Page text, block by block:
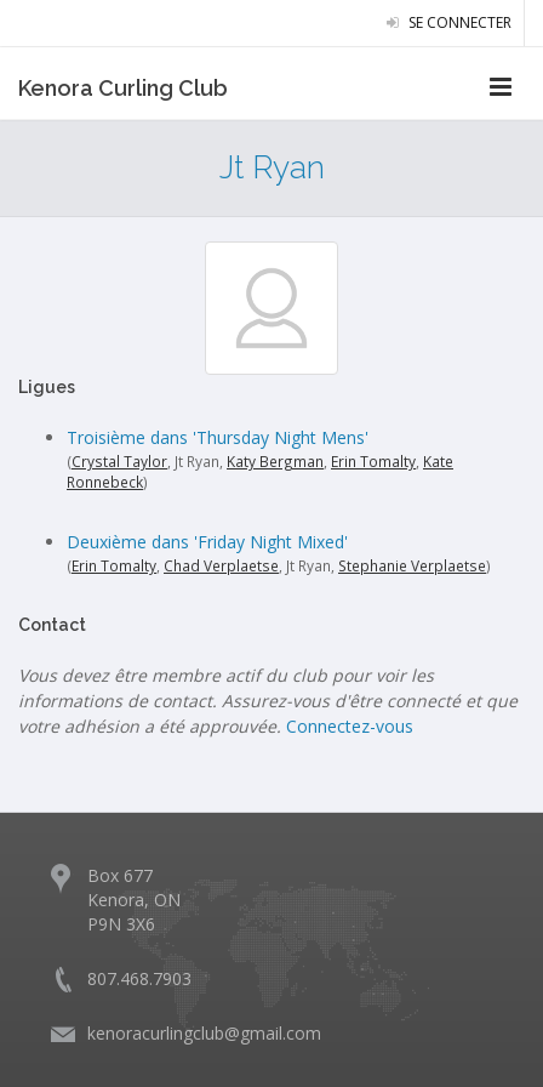
SE CONNECTER
Kenora Curling Club
Jt Ryan
Ligues
Troisième dans 'Thursday Night Mens'
(Crystal Taylor , Jt Ryan, Katy Bergman Erin Tomalty Kate
Ronnebeck)
Deuxième dans 'Friday Night Mixed'
(Erin Tomalty, Chad Verplaetse, Jt Ryan, Stephanie Verplaetse)
Contact
Vous devez être membre actif du club pour voir les
informations de contact. Assurez-vous d'être connecté et que
votre adhésion a été approuvée. Connectez-vous
Box 677
Kenora, ON
P9N 3X6
807.468.7903
kenoracurlingclub@gmail.com